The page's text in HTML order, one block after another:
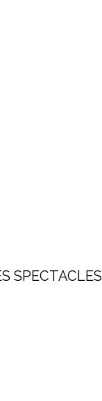
SPECTACLES